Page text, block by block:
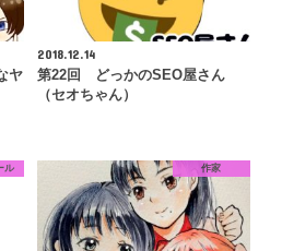
ヤ
2018.12.14
第22回 どっかのSEO屋さん
（セオちゃん）
ル 作家